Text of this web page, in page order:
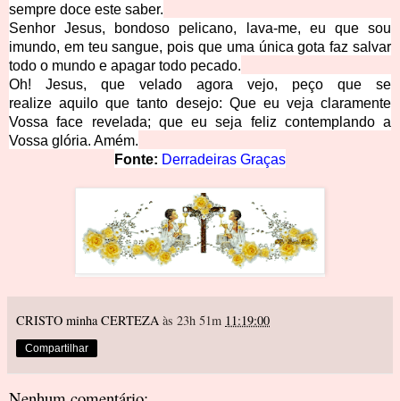
sempre doce este saber.
Senhor Jesus, bondoso pelicano, lava-me, eu que sou
imundo, em teu sangue, pois que uma única gota faz salvar
todo o mundo e apagar todo pecado.
Oh! Jesus, que velado agora vejo, peço que se
realize aquilo que tanto desejo: Que eu veja claramente
Vossa face revelada; que eu seja feliz contemplando a
Vossa glória. Amém.
Fonte: Derradeiras Graças
CRISTO minha CERTEZA às 23h 51m 11:19:00
Compartilhar